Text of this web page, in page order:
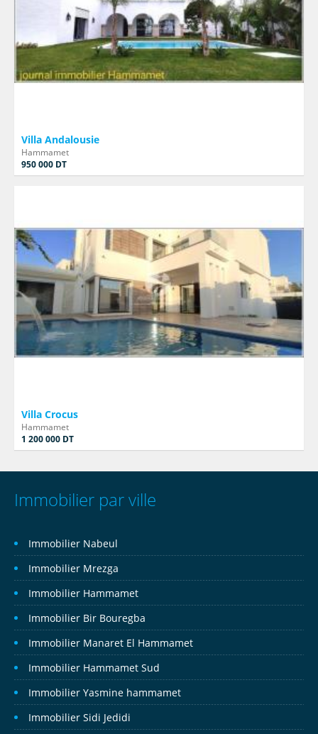
Villa Andalousie
Hammamet
950 000 DT
Villa Crocus
Hammamet
1 200 000 DT
Immobilier par ville
Immobilier Nabeul
Immobilier Mrezga
Immobilier Hammamet
Immobilier Bir Bouregba
Immobilier Manaret El Hammamet
Immobilier Hammamet Sud
Immobilier Yasmine hammamet
Immobilier Sidi Jedidi